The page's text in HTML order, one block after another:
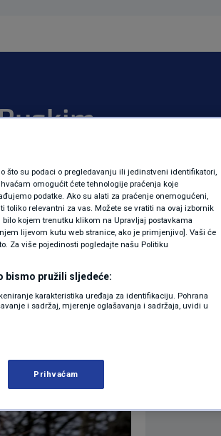
što su podaci o pregledavanju ili jedinstveni identifikatori,
omogućit ćete tehnologije praćenja koje
podatke. Ako su alati za praćenje onemogućeni,
relevantni za vas. Možete se vratiti na ovaj izbornik
kojem trenutku klikom na Upravljaj postavkama
lijevom kutu web stranice, ako je primjenjivo]. Vaši će
Za više pojedinosti pogledajte našu Politiku
bismo pružili sljedeće:
karakteristika uređaja za identifikaciju. Pohrana
i sadržaj, mjerenje oglašavanja i sadržaja, uvidi u
Prihvaćam